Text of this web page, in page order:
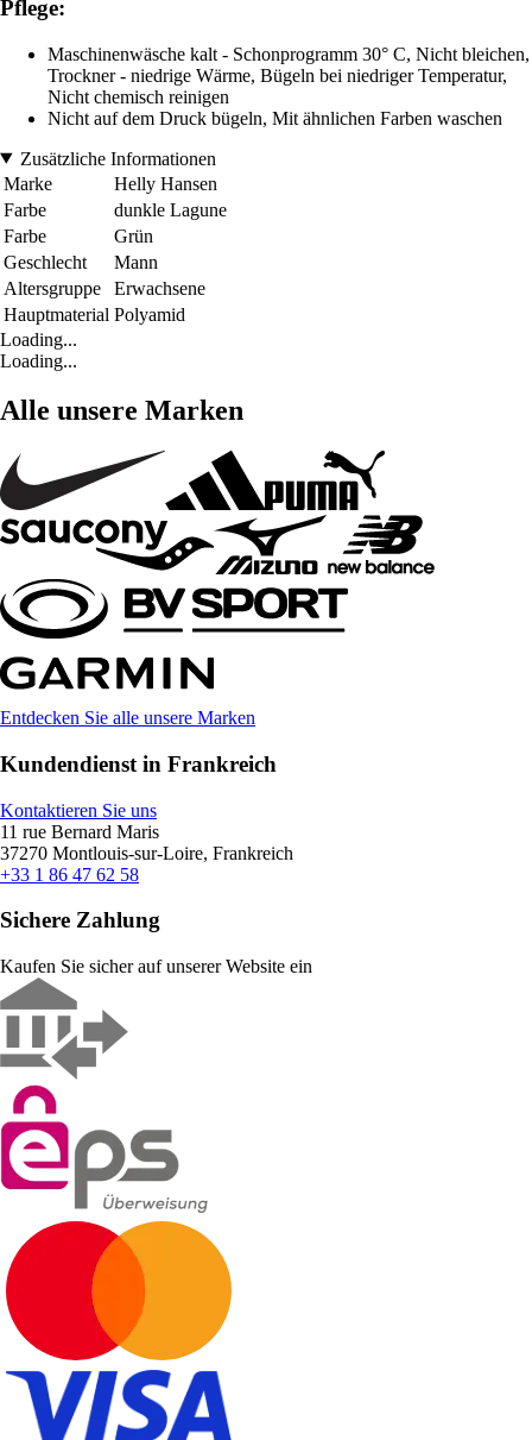
Pflege:
Maschinenwäsche kalt - Schonprogramm 30° C, Nicht bleichen,
Trockner - niedrige Wärme, Bügeln bei niedriger Temperatur,
Nicht chemisch reinigen
Nicht auf dem Druck bügeln, Mit ähnlichen Farben waschen
Zusätzliche Informationen
Marke
Helly Hansen
Farbe
dunkle Lagune
Farbe
Grün
Geschlecht
Mann
Altersgruppe
Erwachsene
Hauptmaterial Polyamid
Loading...
Loading...
Alle unsere Marken
Entdecken Sie alle unsere Marken
Kundendienst in Frankreich
Kontaktieren Sie uns
11 rue Bernard Maris
37270 Montlouis-sur-Loire, Frankreich
+33 1 86 47 62 58
Sichere Zahlung
Kaufen Sie sicher auf unserer Website ein